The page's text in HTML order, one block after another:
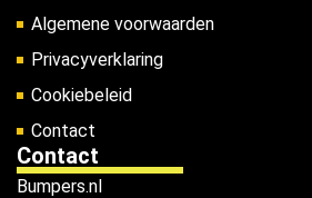
Algemene voorwaarden
Privacyverklaring
Cookiebeleid
Contact
Contact
Bumpers.nl